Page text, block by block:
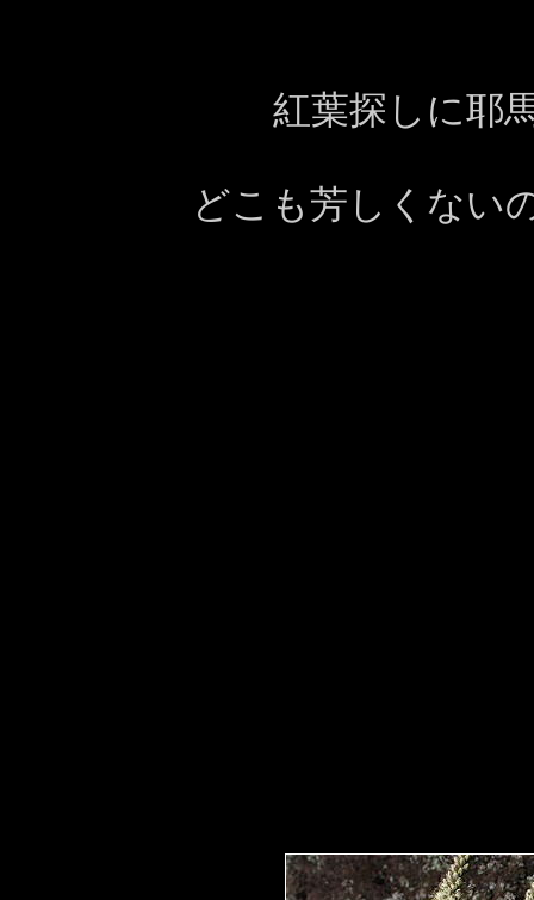
紅葉探しに耶
どこも芳しくない